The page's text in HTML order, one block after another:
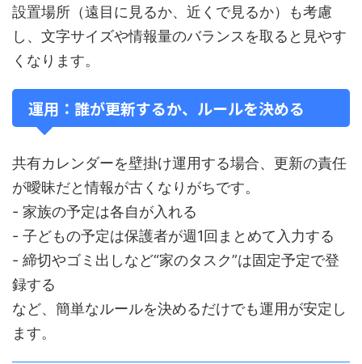
設置場所（遠目に見るか、近くで見るか）も考慮
し、文字サイズや情報量のバランスを取ると見やす
くなります。
運用：誰が更新するか、ルールを決める
共有カレンダーを壁掛け運用する場合、更新の責任
が曖昧だと情報が古くなりがちです。
- 家族の予定は各自が入れる
- 子どもの予定は保護者が週1回まとめて入力する
- 締切やゴミ出しなど“家のタスク”は固定予定で登
録する
など、簡単なルールを決めるだけでも運用が安定し
ます。